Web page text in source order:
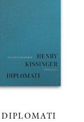
DIPLOMATI